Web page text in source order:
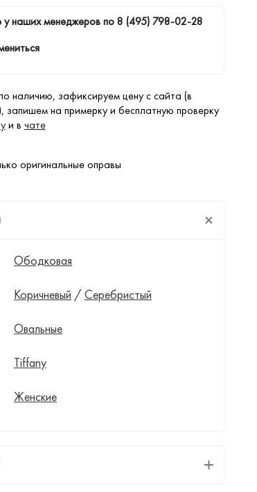
у наших менеджеров по8 (495) 798-02-28
наличию, зафиксируем цену с сайта (в
запишем на примерку и бесплатную проверку
и в чате
оригинальные оправы
Ободковая
Коричневый / Серебристый
Овальные
Tiffany
Женские